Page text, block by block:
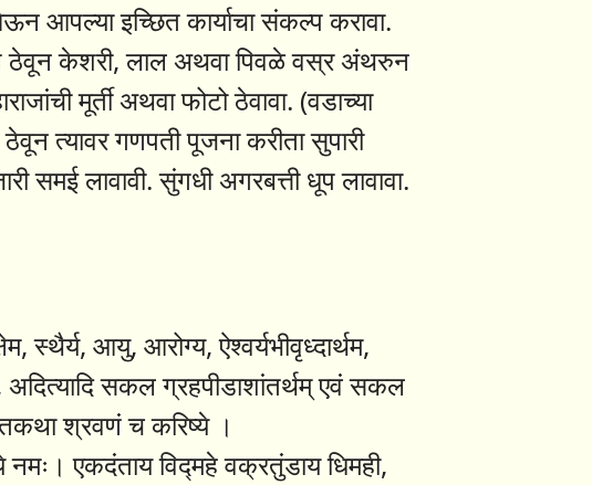
आपल्या इच्छित कार्याचा संकल्प करावा.
ठेवून केशरी, लाल अथवा पिवळे वस्र अंथरुन
मूर्ती अथवा फोटो ठेवावा. (वडाच्या
त्यावर गणपती पूजना करीता सुपारी
समई लावावी. सुंगधी अगरबत्ती धूप लावावा.
स्थैर्य, आयु, आरोग्य, ऐश्वर्यभीवृध्दार्थम,
अदित्यादि सकल ग्रहपीडाशांतर्थम् एवं सकल
श्रवणं च करिष्ये ।
एकदंताय विद्महे वक्रतुंडाय धिमही,